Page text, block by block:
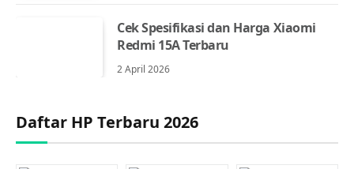
Cek Spesifikasi dan Harga Xiaomi
Redmi 15A Terbaru
2 April 2026
Daftar HP Terbaru 2026